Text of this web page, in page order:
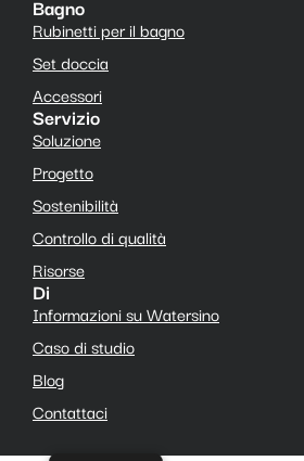
Bagno
Rubinetti per il bagno
Set doccia
Accessori
Servizio
Soluzione
Progetto
Sostenibilità
Controllo di qualità
Risorse
Di
Informazioni su Watersino
Caso di studio
Blog
Contattaci